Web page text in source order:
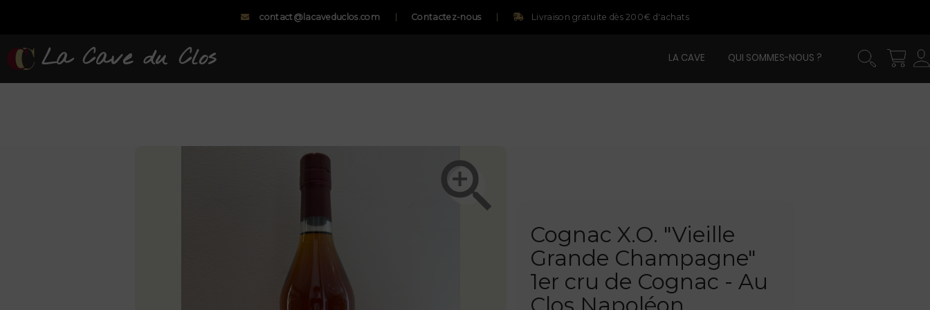
contact@lacaveduclos.com Contactez-nous Livraison gratuite dès 200€ d'achats
La Cave du Clos LA CAVE QUI SOMMES-NOUS ?

Cognac X.O. "Vieille
Grande Champagne"
1er cru de Cognac - Au